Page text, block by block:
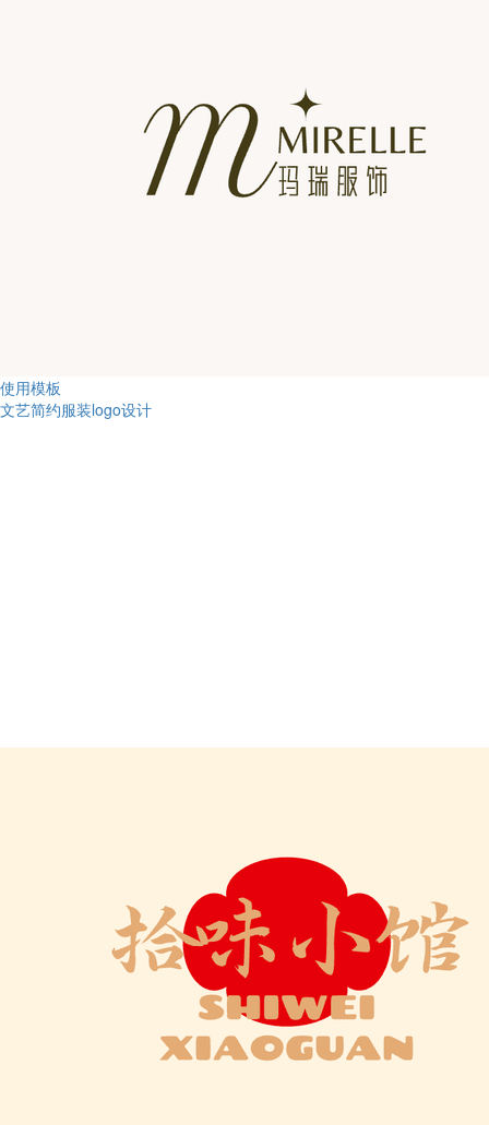
使用模板
文艺简约服装logo设计